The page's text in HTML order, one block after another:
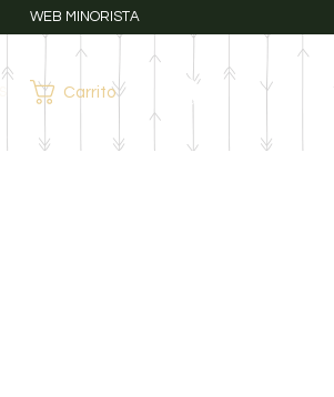
WEB MINORISTA
Carrito Iniciar sesión